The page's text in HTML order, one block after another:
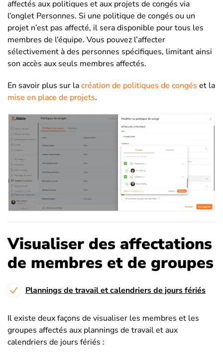
affectés aux politiques et aux projets de congés via
l’onglet Personnes. Si une politique de congés ou un
projet n’est pas affecté, il sera disponible pour tous les
membres de l’équipe. Vous pouvez l’affecter
sélectivement à des personnes spécifiques, limitant ainsi
son accès aux seuls membres affectés.
En savoir plus sur lacréation de politiques de congés et la
mise en place de projets.
Visualiser des affectations
de membres et de groupes
Plannings de travail et calendriers de jours fériés
Il existe deux façons de visualiser les membres et les
groupes affectés aux plannings de travail et aux
calendriers de jours fériés :